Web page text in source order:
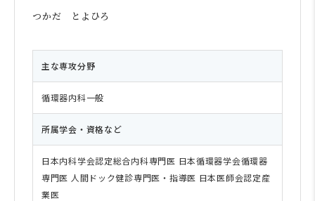
つかだ とよひろ
主な専攻分野
循環器内科一般
所属学会・資格など
日本内科学会認定総合内科専門医 日本循環器学会循環器
専門医 人間ドック健診専門医・指導医 日本医師会認定産
業医